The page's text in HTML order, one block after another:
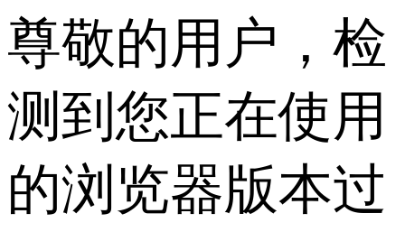
尊敬的用户，检
测到您正在使用
的浏览器版本过